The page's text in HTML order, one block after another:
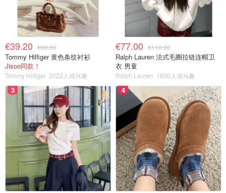
€39.20 €99.90
Tommy Hilfiger 黄色条纹衬衫
Jisoo同款！
Tommy Hilfiger 2022人感兴趣
€77.00 €110.00
Ralph Lauren 法式毛圈拉链连帽卫
衣 男童
Ralph Lauren 1600人感兴趣
3 4